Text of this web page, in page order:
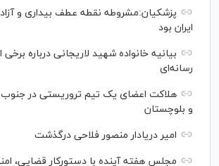
پزشکیان:مشروطه نقطه عطف بیداری و
ایران بود
بیانیه خانواده شهید لاریجانی درباره
رسانه‌ای
هلاکت اعضای یک تیم تروریستی در
و بلوچستان
امیر دریادار منصور فلاحی درگذشت
مجلس هفته آینده با دستورکار قضایی،